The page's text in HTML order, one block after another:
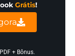
Grátis!
+ Bônus.